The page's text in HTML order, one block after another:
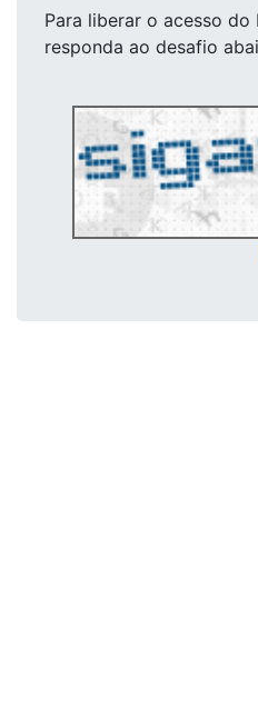
Para liberar o acesso do
responda ao desafio